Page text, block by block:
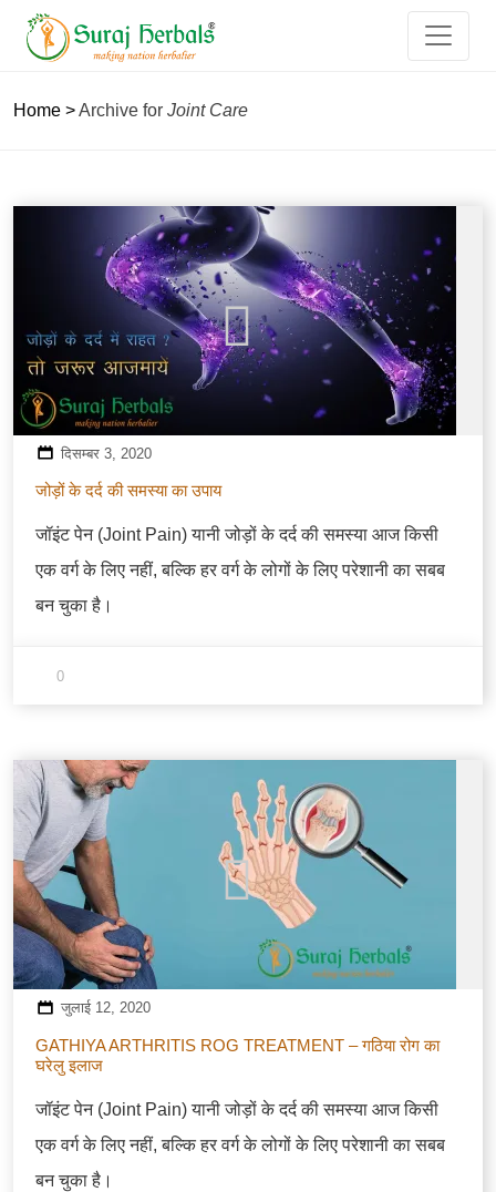
Home >Archive for Joint Care
दिसम्बर 3, 2020
जोड़ों के दर्द की समस्या का उपाय
जॉइंट पेन (Joint Pain) यानी जोड़ों के दर्द की समस्या आज किसी
एक वर्ग के लिए नहीं, बल्कि हर वर्ग के लोगों के लिए परेशानी का सबब
बन चुका है।
0
जुलाई 12, 2020
GATHIYA ARTHRITIS ROG TREATMENT – गठिया रोग का
घरेलु इलाज
जॉइंट पेन (Joint Pain) यानी जोड़ों के दर्द की समस्या आज किसी
एक वर्ग के लिए नहीं, बल्कि हर वर्ग के लोगों के लिए परेशानी का सबब
बन चुका है।